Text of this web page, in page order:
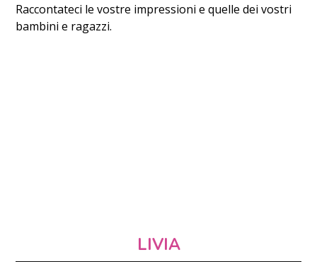
Raccontateci le vostre impressioni e quelle dei vostri
bambini e ragazzi.
LIVIA